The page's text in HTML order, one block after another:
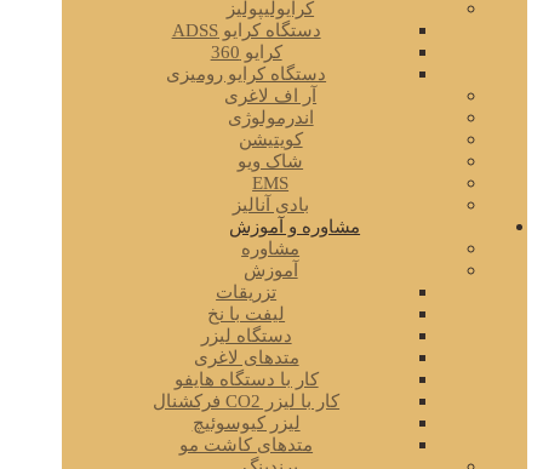
کرایولیپولیز
دستگاه کرایو ADSS
کرایو 360
دستگاه کرایو رومیزی
آر اف لاغری
اندرمولوژی
کویتیشن
شاک ویو
EMS
بادی آنالیز
مشاوره و آموزش
مشاوره
آموزش
تزریقات
لیفت با نخ
دستگاه لیزر
متدهای لاغری
کار با دستگاه هایفو
کار با لیزر CO2 فرکشنال
لیزر کیوسوئیچ
متدهای کاشت مو